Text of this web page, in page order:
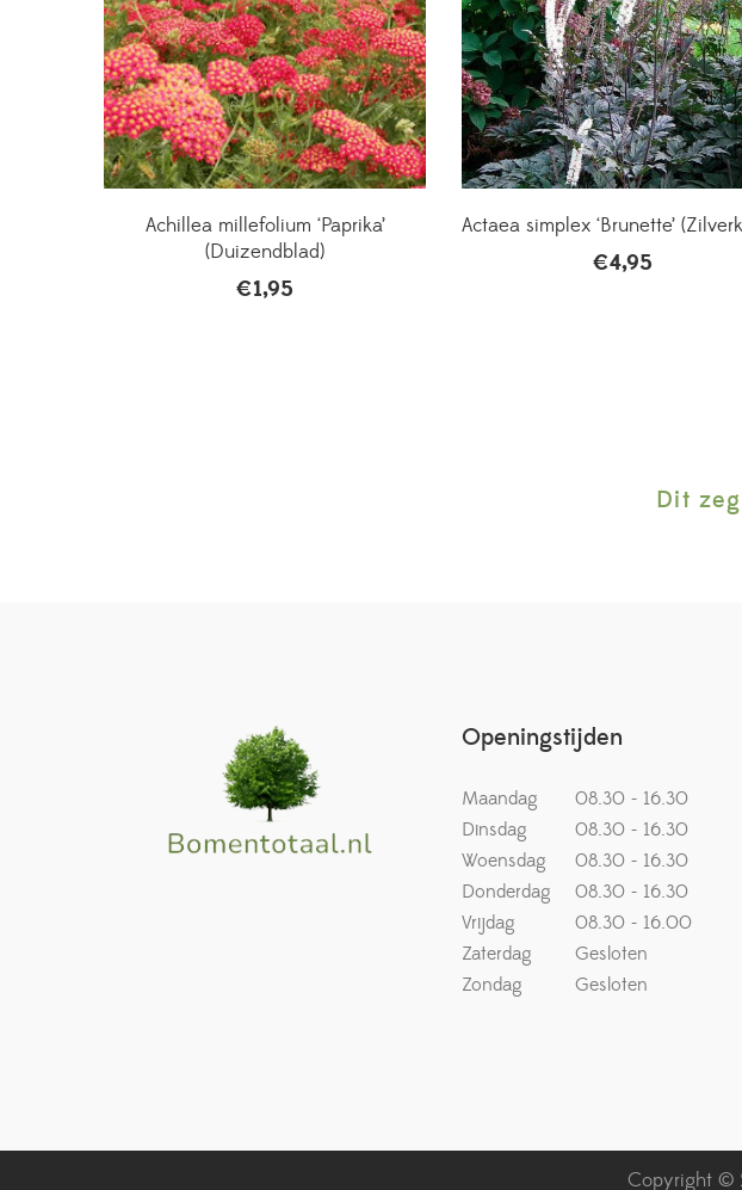
Achillea millefolium ‘Paprika’
(Duizendblad)
€1,95
Actaea simplex ‘Brunette’
€4,95
Dit
Openingstijden
Maandag
08.30 - 16.30
Dinsdag
08.30 - 16.30
Woensdag
08.30 - 16.30
Donderdag
08.30 - 16.30
Vrijdag
08.30 - 16.00
Zaterdag
Gesloten
Zondag
Gesloten
Copyright ©